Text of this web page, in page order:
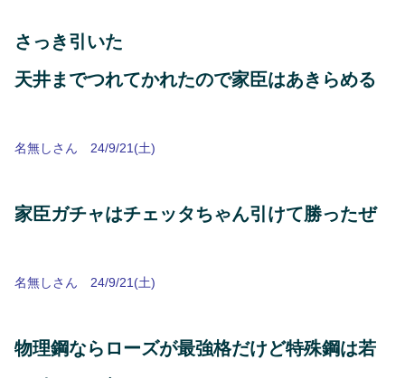
さっき引いた
天井までつれてかれたので家臣はあきらめる
名無しさん 24/9/21(土)
家臣ガチャはチェッタちゃん引けて勝ったぜ
名無しさん 24/9/21(土)
物理鋼ならローズが最強格だけど特殊鋼は若